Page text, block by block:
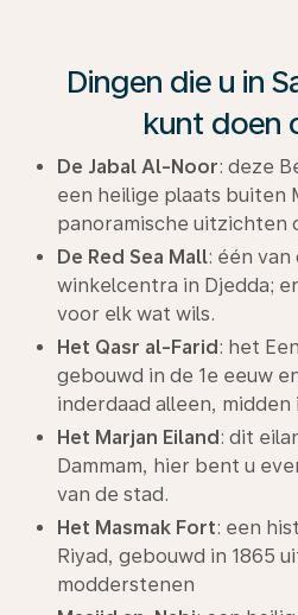
Dingen die u in
kunt doen
De Jabal Al-Noor: deze
een heilige plaats buiten
panoramische uitzichten
De Red Sea Mall: één
winkelcentra in Djedda;
voor elk wat wils.
Het Qasr al-Farid: het
gebouwd in de 1e eeuw
inderdaad alleen, midden
Het Marjan Eiland: dit
Dammam, hier bent u
van de stad.
Het Masmak Fort: een
Riyad, gebouwd in 1865
modderstenen